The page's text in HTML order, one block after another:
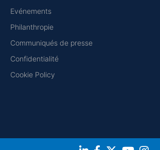
Evénements
Philanthropie
Communiqués de presse
Confidentialité
Cookie Policy